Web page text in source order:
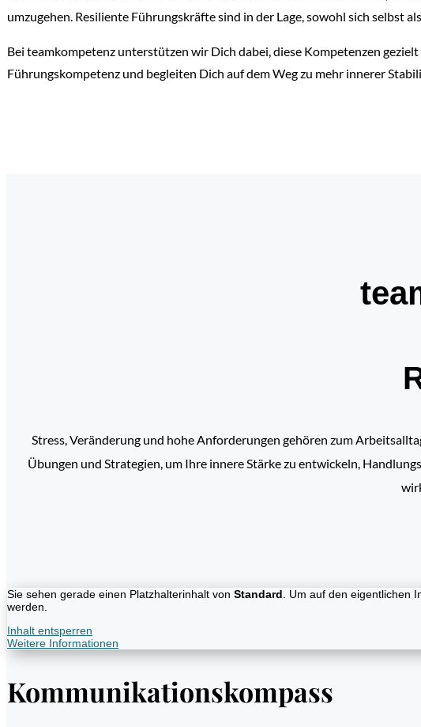
umzugehen. Resiliente Führungskräfte sind in der Lage, sowohl sich selbst
Bei teamkompetenz unterstützen wir Dich dabei, diese Kompetenzen
Führungskompetenz und begleiten Dich auf dem Weg zu mehr innerer
Stress, Veränderung und hohe Anforderungen gehören zum
Übungen und Strategien, um Ihre innere Stärke zu entwickeln,
Sie sehen gerade einen Platzhalterinhalt von Standard . Um auf den eigentlichen
werden.
Inhalt entsperren
Weitere Informationen
Kommunikationskompass